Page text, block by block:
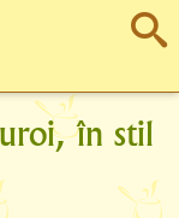
în stil